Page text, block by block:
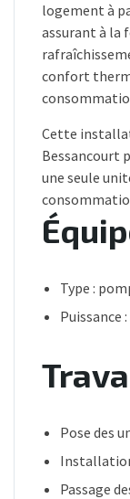
logement à
assurant à la
confort
Cette
Bessancourt
une seule
Type :
Puissance :
Pose des
Passage